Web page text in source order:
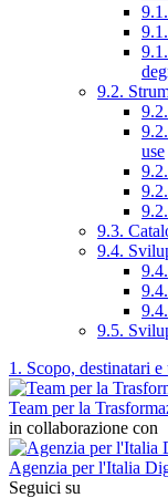
9.2.
use
9.3.
9.4.
9.5.
1. Scopo, destinatari
Team per la
in collaborazione con
Agenzia per l'Italia
Seguici su